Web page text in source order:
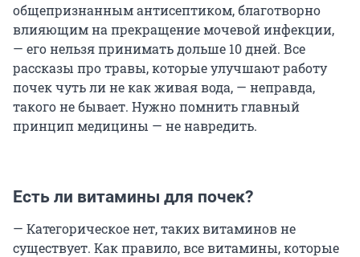
общепризнанным антисептиком, благотворно
влияющим на прекращение мочевой инфекции,
— его нельзя принимать дольше 10 дней. Все
рассказы про травы, которые улучшают работу
почек чуть ли не как живая вода, — неправда,
такого не бывает. Нужно помнить главный
принцип медицины — не навредить.
Есть ли витамины для почек?
— Категорическое нет, таких витаминов не
существует. Как правило, все витамины, которые